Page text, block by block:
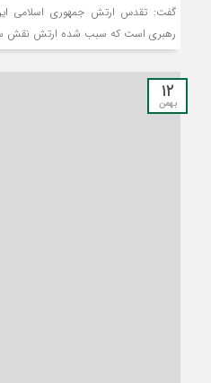
گفت: تقدس ارتش جمهوری اسلامی
رهبری است که سبب شده ارتش نقش
۱۲
بهمن